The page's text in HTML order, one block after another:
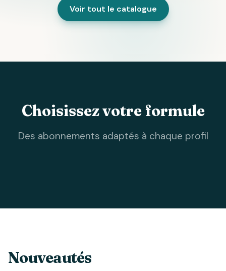
Voir tout le catalogue
Choisissez votre formule
Des abonnements adaptés à chaque profil
Nouveautés